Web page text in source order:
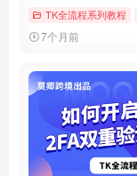
TK全流程系列教程
7个月前